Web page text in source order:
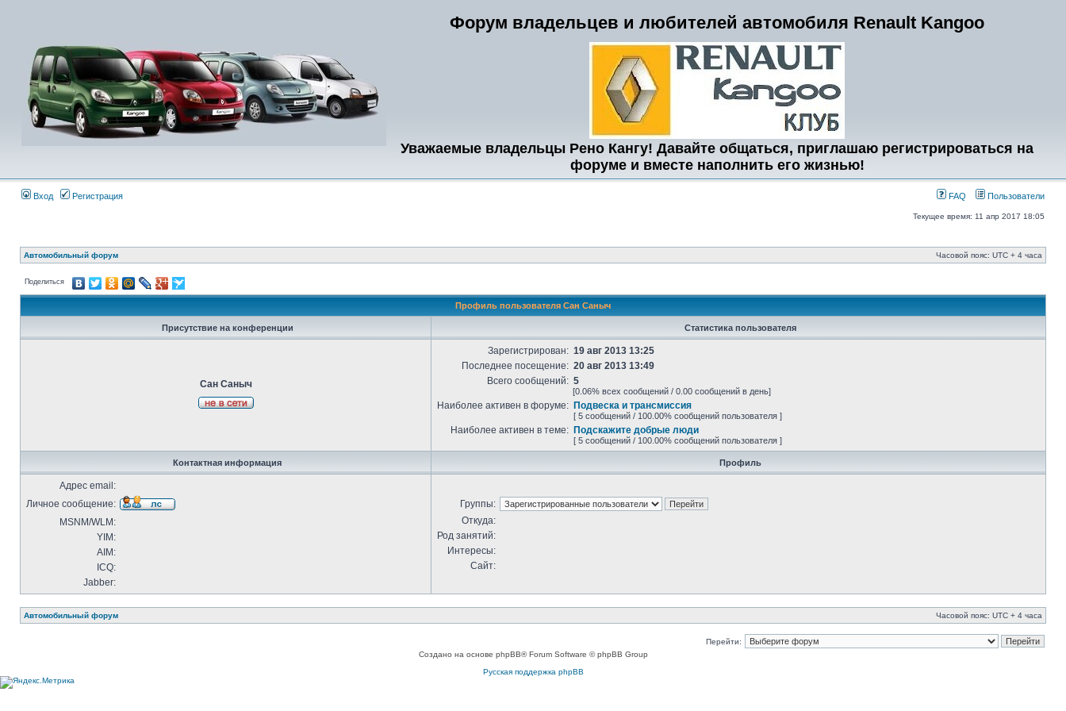
Форум владельцев и любителей автомобиля Renault Kangoo
Уважаемые владельцы Рено Кангу! Давайте общаться, приглашаю регистрироваться на
форуме и вместе наполнить его жизнью!
Вход Регистрация FAQ Пользователи
Текущее время: 11 апр 2017 18:05
Автомобильный форум Часовой пояс: UTC + 4 часа
Поделиться
Профиль пользователя Сан Саныч
Присутствие на конференции Статистика пользователя
Сан Саныч
Зарегистрирован: 19 авг 2013 13:25
Последнее посещение: 20 авг 2013 13:49
Всего сообщений: 5
[0.06% всех сообщений / 0.00 сообщений в день]
Наиболее активен в форуме: Подвеска и трансмиссия
[ 5 сообщений / 100.00% сообщений пользователя ]
Наиболее активен в теме: Подскажите добрые люди
[ 5 сообщений / 100.00% сообщений пользователя ]
Контактная информация Профиль
Адрес email:
Личное сообщение:
MSNM/WLM:
YIM:
AIM:
ICQ:
Jabber:
Группы:
Откуда:
Род занятий:
Интересы:
Сайт:
Автомобильный форум Часовой пояс: UTC + 4 часа
Перейти:
Создано на основе phpBB® Forum Software © phpBB Group
Русская поддержка phpBB